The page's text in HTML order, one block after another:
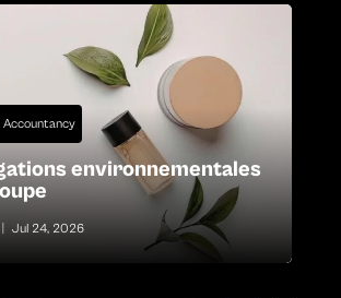
environnementales
Jul 24, 2026